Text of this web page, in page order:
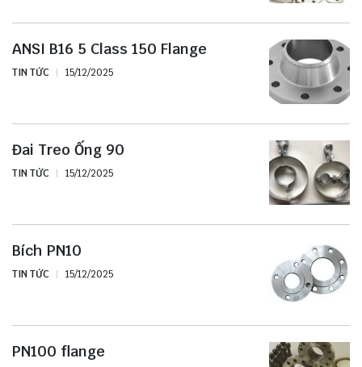
ANSI B16 5 Class 150 Flange
TIN TỨC 15/12/2025
Đai Treo Ống 90
TIN TỨC 15/12/2025
Bích PN10
TIN TỨC 15/12/2025
PN100 flange